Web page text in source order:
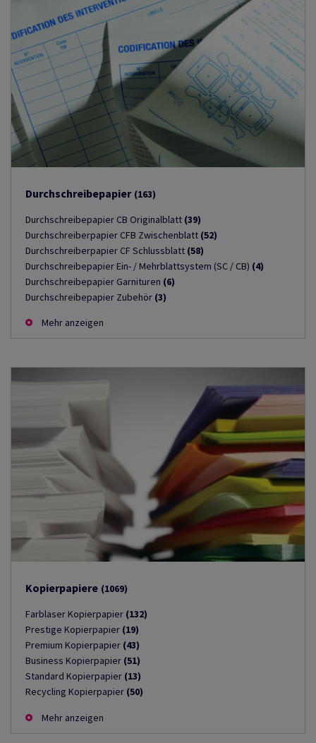
Durchschreibepapier (163)
Durchschreibepapier CB Originalblatt (39)
Durchschreiberpapier CFB Zwischenblatt (52)
Durchschreiberpapier CF Schlussblatt (58)
Durchschreibepapier Ein- / Mehrblattsystem (SC / CB) (4)
Durchschreibepapier Garnituren (6)
Durchschreibepapier Zubehör (3)
Mehr anzeigen
Kopierpapiere (1069)
Farblaser Kopierpapier (132)
Prestige Kopierpapier (19)
Premium Kopierpapier (43)
Business Kopierpapier (51)
Standard Kopierpapier (13)
Recycling Kopierpapier (50)
Mehr anzeigen